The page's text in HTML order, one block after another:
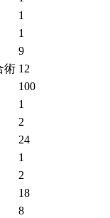
1
1
9
術 12
100
1
2
24
1
2
18
8